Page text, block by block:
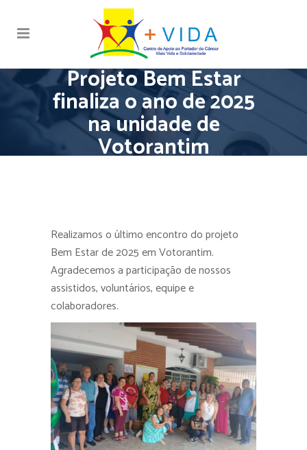
Projeto Bem Estar
finaliza o ano de 2025
na unidade de
Votorantim
Realizamos o último encontro do projeto
Bem Estar de 2025 em Votorantim.
Agradecemos a participação de nossos
assistidos, voluntários, equipe e
colaboradores.